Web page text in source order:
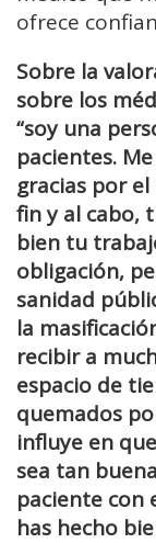
ofrece
Sobre la
sobre los
“soy una
pacientes.
gracias por
fin y al cabo,
bien tu
obligación,
sanidad
la
recibir a
espacio de
quemados
influye en
sea tan
paciente con
has hecho